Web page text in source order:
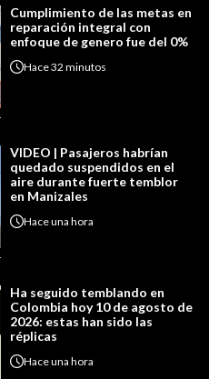
Cumplimiento de las metas en
reparación integral con
enfoque de genero fue del 0%
Hace32 minutos
VIDEO | Pasajeros habrían
quedado suspendidos en el
aire durante fuerte temblor
en Manizales
Haceuna hora
Ha seguido temblando en
Colombia hoy 10 de agosto de
2026: estas han sido las
réplicas
Haceuna hora